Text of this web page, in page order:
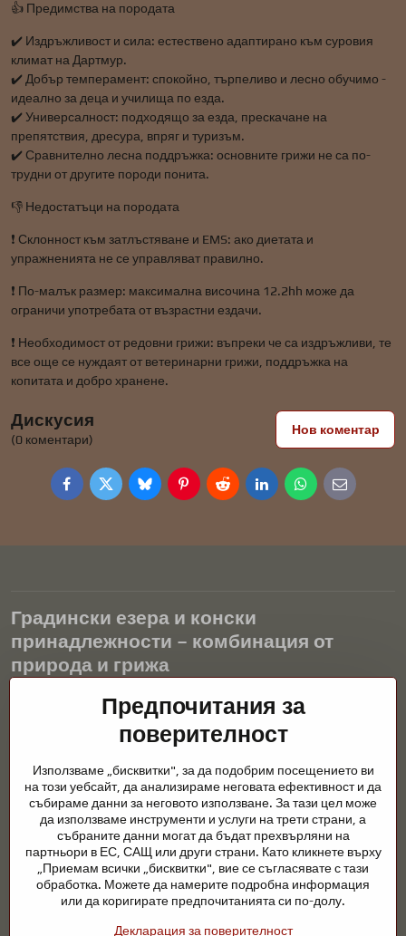
👍 Предимства на породата
✔️ Издръжливост и сила: естествено адаптирано към суровия
климат на Дартмур.
✔️ Добър темперамент: спокойно, търпеливо и лесно обучимо -
идеално за деца и училища по езда.
✔️ Универсалност: подходящо за езда, прескачане на
препятствия, дресура, впряг и туризъм.
✔️ Сравнително лесна поддръжка: основните грижи не са по-
трудни от другите породи понита.
👎 Недостатъци на породата
❗ Склонност към затлъстяване и EMS: ако диетата и
упражненията не се управляват правилно.
❗ По-малък размер: максимална височина 12.2hh може да
ограничи употребата от възрастни ездачи.
❗ Необходимост от редовни грижи: въпреки че са издръжливи, те
все още се нуждаят от ветеринарни грижи, поддръжка на
копитата и добро хранене.
Дискусия
(0 коментари)
Нов коментар
FacebookTwitterBlueskyPinterestRedditLinkedInWhatsApp
E-
mail
Градински езера и конски
принадлежности – комбинация от
природа и грижа
Градинските езера са красиво допълнение към всеки екстериор
и създават хармонична среда за релаксация и живот на водните
животни. Правилната технология, филтрацията и редовната
през цялата година. Също толкова важна е грижата за
животните, които са част от нашия живот.
Конете се нуждаят от висококачествени конски принадлежности,
правилно хранене и отговорни грижи, за да бъдат здрави, силни
и доволни. Независимо дали става въпрос за екипировка за
ездачи, развъдчици или любители на природата, целта е да се
създаде среда, която подкрепя естествения баланс,
Предпочитания за
поверителност
Използваме „бисквитки", за да подобрим посещението ви
на този уебсайт, да анализираме неговата ефективност и да
събираме данни за неговото използване. За тази цел може
да използваме инструменти и услуги на трети страни, а
събраните данни могат да бъдат прехвърляни на
партньори в ЕС, САЩ или други страни. Като кликнете върху
„Приемам всички „бисквитки", вие се съгласявате с тази
обработка. Можете да намерите подробна информация
или да коригирате предпочитанията си по-долу.
Декларация за поверителност